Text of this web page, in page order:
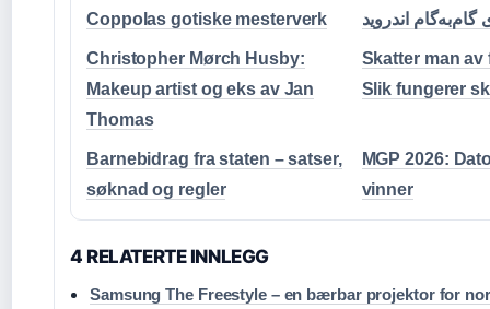
Coppolas gotiske mesterverk
اندروید
Christopher Mørch Husby:
Makeup artist og eks av Jan
Thomas
Skatter man
Slik fungerer
Barnebidrag fra staten – satser,
søknad og regler
MGP 2026:
vinner
4 RELATERTE INNLEGG
Samsung The Freestyle – en bærbar projektor for